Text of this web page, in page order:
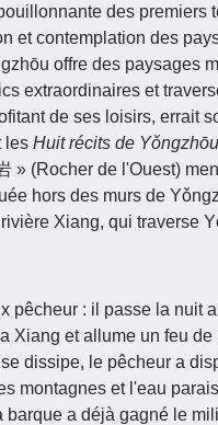
des premiers
et contemplation des
offre des paysages
extraordinaires et
de ses loisirs, errait
les Huit récits de Yǒngzhōu
» (Rocher de l'Ouest)
hors des murs de
Xiang, qui traverse
pêcheur : il passe la nuit
Xiang et allume un feu
dissipe, le pêcheur a
montagnes et l'eau
barque a déjà gagné le